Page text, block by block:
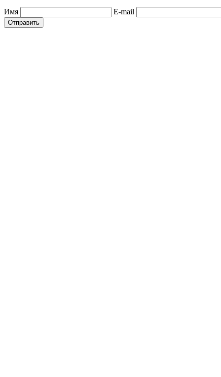
Имя E-mail